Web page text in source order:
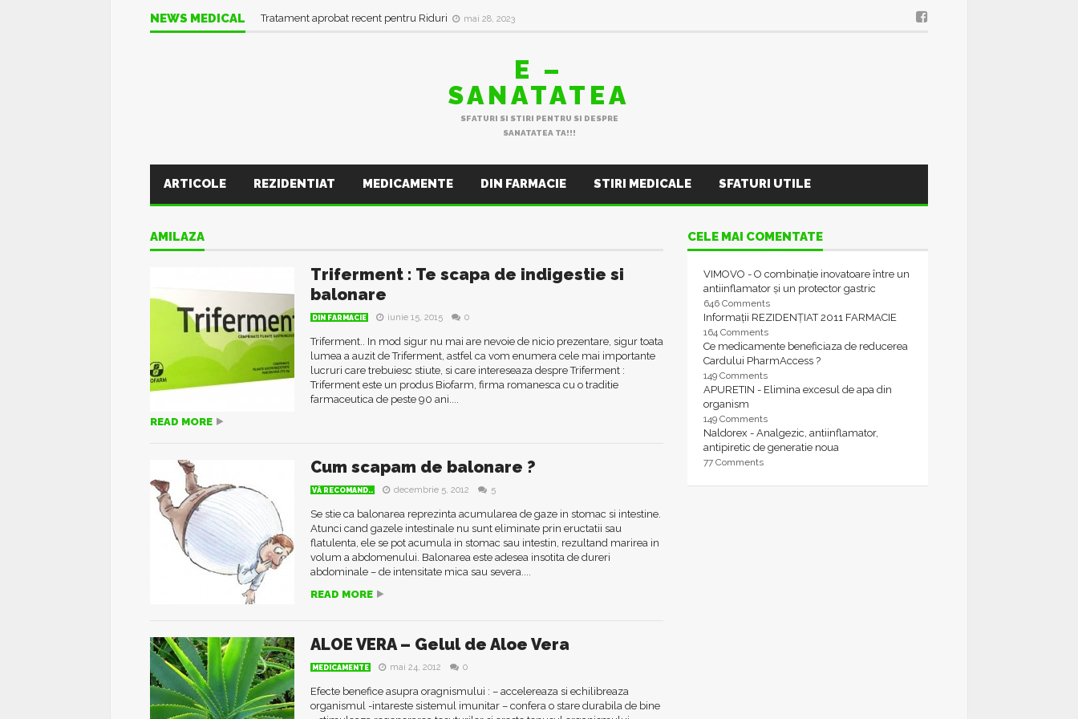
NEWS MEDICAL Tratament aprobat recent pentru Riduri mai 28, 2023
E –
SANATATEA
SFATURI SI STIRI PENTRU SI DESPRE
SANATATEA TA!!!
ARTICOLE REZIDENTIAT MEDICAMENTE DIN FARMACIE STIRI MEDICALE SFATURI UTILE
AMILAZA
Triferment : Te scapa de indigestie si
balonare
DIN FARMACIE iunie 15, 2015 0
Triferment.. In mod sigur nu mai are nevoie de nicio prezentare, sigur toata
lumea a auzit de Triferment, astfel ca vom enumera cele mai importante
lucruri care trebuiesc stiute, si care intereseaza despre Triferment :
Triferment este un produs Biofarm, firma romanesca cu o traditie
farmaceutica de peste 90 ani....
READ MORE
Cum scapam de balonare ?
VĂ RECOMAND.. decembrie 5, 2012 5
Se stie ca balonarea reprezinta acumularea de gaze in stomac si intestine.
Atunci cand gazele intestinale nu sunt eliminate prin eructatii sau
flatulenta, ele se pot acumula in stomac sau intestin, rezultand marirea in
volum a abdomenului. Balonarea este adesea insotita de dureri
abdominale – de intensitate mica sau severa....
READ MORE
ALOE VERA – Gelul de Aloe Vera
MEDICAMENTE mai 24, 2012 0
Efecte benefice asupra oragnismului : – accelereaza si echilibreaza
organismul -intareste sistemul imunitar – confera o stare durabila de bine
CELE MAI COMENTATE
VIMOVO - O combinație inovatoare între un
antiinflamator și un protector gastric
646 Comments
Informații REZIDENȚIAT 2011 FARMACIE
164 Comments
Ce medicamente beneficiaza de reducerea
Cardului PharmAccess ?
149 Comments
APURETIN - Elimina excesul de apa din
organism
149 Comments
Naldorex - Analgezic, antiinflamator,
antipiretic de generatie noua
77 Comments